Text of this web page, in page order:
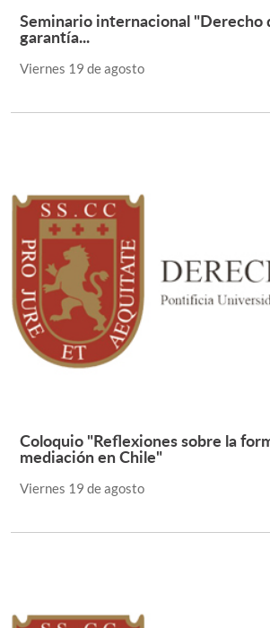
Seminario internacional "Derecho
garantía...
Viernes 19 de agosto
Coloquio "Reflexiones sobre la
mediación en Chile"
Viernes 19 de agosto